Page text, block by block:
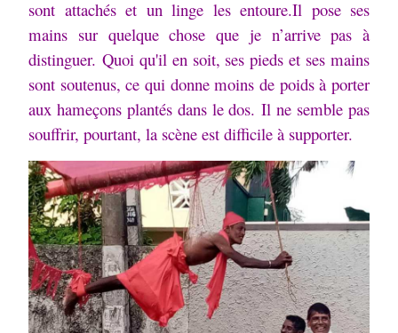
sont attachés et un linge les entoure.Il pose ses
mains sur quelque chose que je n’arrive pas à
distinguer. Quoi qu'il en soit, ses pieds et ses mains
sont soutenus, ce qui donne moins de poids à porter
aux hameçons plantés dans le dos.Il ne semble pas
souffrir, pourtant, la scène est difficile à supporter.